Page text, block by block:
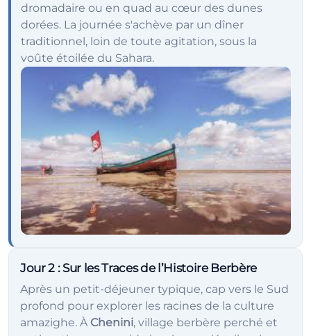
dromadaire ou en quad au cœur des dunes
dorées. La journée s'achève par un dîner
traditionnel, loin de toute agitation, sous la
voûte étoilée du Sahara.
Jour 2: Sur les Traces de l’Histoire Berbère
Après un petit-déjeuner typique, cap vers le Sud
profond pour explorer les racines de la culture
amazighe. À Chenini, village berbère perché et